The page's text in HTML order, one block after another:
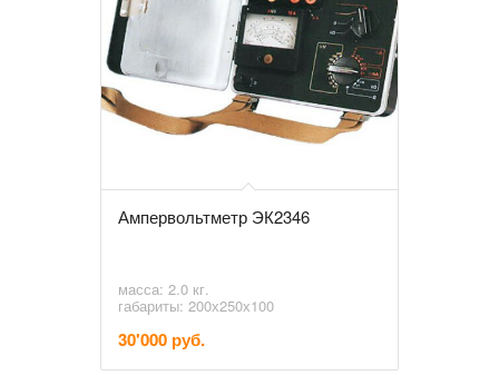
Ампервольтметр ЭК2346
масса: 2.0 кг.
габариты: 200х250х100
30'000 руб.